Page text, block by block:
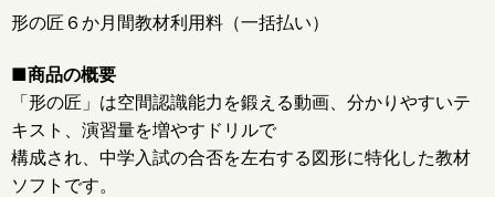
形の匠６か月間教材利用料（一括払い）
■商品の概要
「形の匠」は空間認識能力を鍛える動画、分かりやすいテ
キスト、 演習量を増やすドリルで
構成され、中学入試の合否を左右する図形に特化した教材
ソフトです。